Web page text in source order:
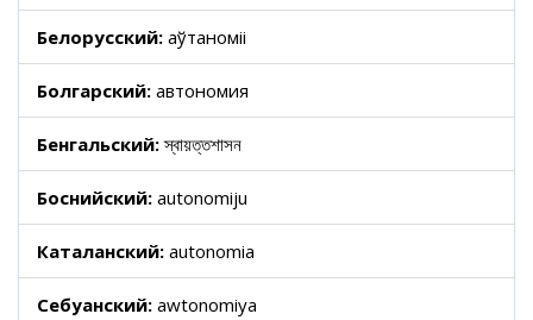
Белорусский: аўтаноміі
Болгарский: автономия
Бенгальский:স্বায়ত্তশাসন
Боснийский: autonomiju
Каталанский: autonomia
Себуанский: awtonomiya